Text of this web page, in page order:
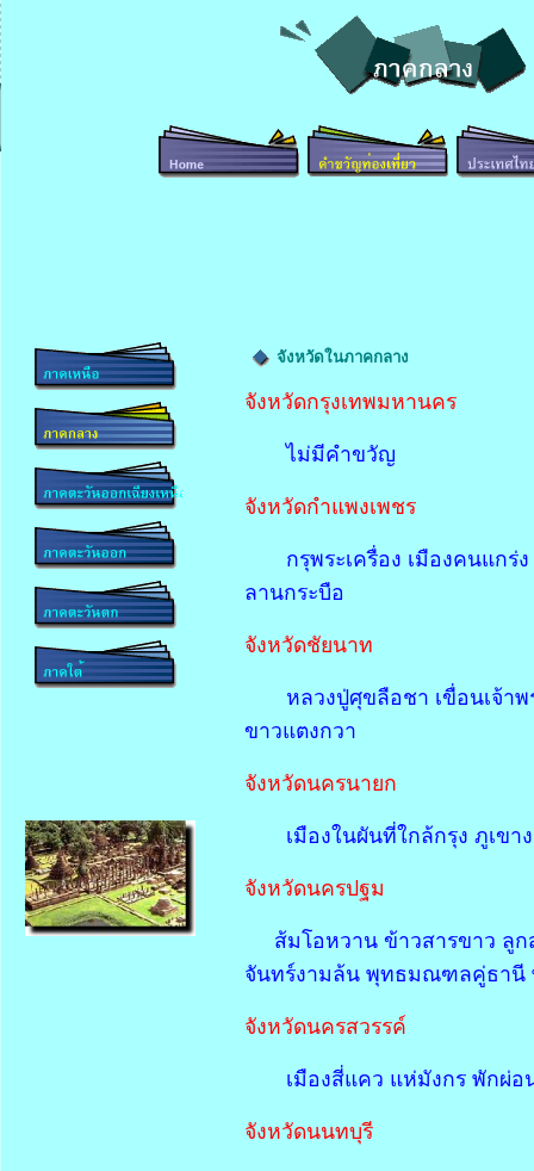
จังหวัดในภาคกลาง
จังหวัดกรุงเทพมหานคร
ไม่มีคำขวัญ
จังหวัดกำแพงเพชร
กรุพระเครื่อง เมืองคนแก
ลานกระบือ
จังหวัดชัยนาท
หลวงปู่ศุขลือชา เขื่อนเจ้า
ขาวแตงกวา
จังหวัดนครนายก
เมืองในผันที่ใกล้กรุง ภูเข
จังหวัดนครปฐม
ส้มโอหวาน ข้าวสารขาว ลู
จันทร์งามล้น พุทธมณฑลคู่ธานี
จังหวัดนครสวรรค์
เมืองสี่แคว แห่มังกร พักผ่อ
จังหวัดนนทบุรี